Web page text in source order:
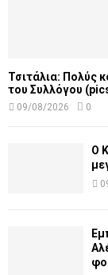
Τσιτάλια: Πολύς
του Συλλόγου
09/08/2026 0
Ο